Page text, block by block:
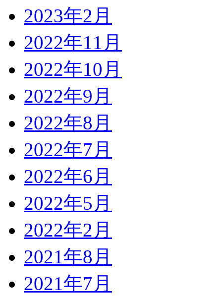
2023年2月
2022年11月
2022年10月
2022年9月
2022年8月
2022年7月
2022年6月
2022年5月
2022年2月
2021年8月
2021年7月